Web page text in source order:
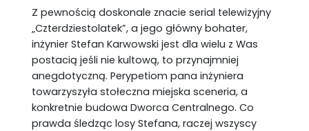
Z pewnością doskonale znacie serial telewizyjny
„Czterdziestolatek”, a jego główny bohater,
inżynier Stefan Karwowski jest dla wielu z Was
postacią jeśli nie kultową, to przynajmniej
anegdotyczną. Perypetiom pana inżyniera
towarzyszyła stołeczna miejska sceneria, a
konkretnie budowa Dworca Centralnego. Co
prawda śledząc losy Stefana, raczej wszyscy